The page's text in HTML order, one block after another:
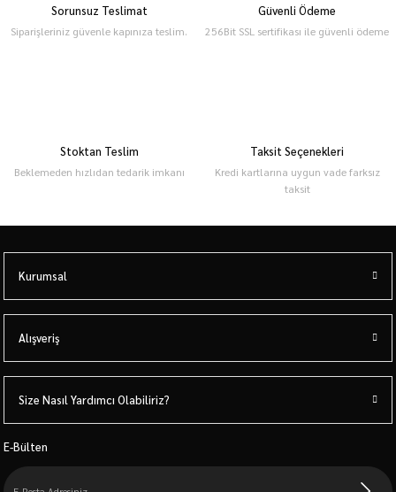
Sorunsuz Teslimat
Siparişleriniz güvenle kapınıza teslim.
Güvenli Ödeme
256Bit SSL sertifikası ile güvenli ödeme
Stoktan Teslim
Beklemeden hızlıdan tedarik imkanı
Taksit Seçenekleri
Kredi kartlarına uygun vade farksız
taksit
Kurumsal
Alışveriş
Size Nasıl Yardımcı Olabiliriz?
E-Bülten